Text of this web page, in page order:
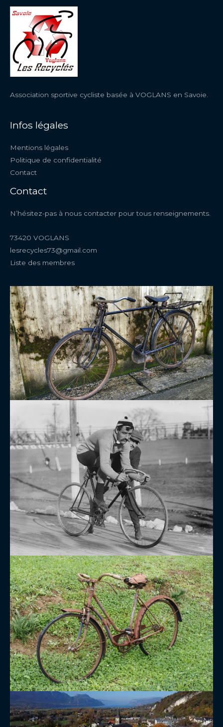
Association sportive cycliste basée à VOGLANS en Savoie.
Infos légales
Mentions légales
Politique de confidentialité
Contact
Contact
N’hésitez-pas à nous contacter pour tous renseignements.
73420 VOGLANS
lesrecycles73@gmail.com
Liste des membres